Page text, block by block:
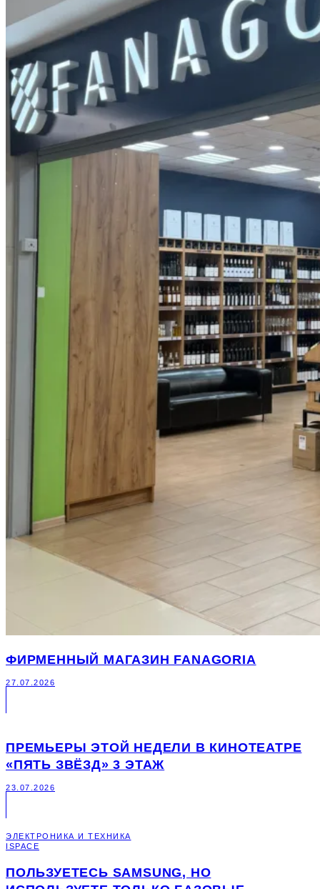
ФИРМЕННЫЙ МАГАЗИН FANAGORIA
27.07.2026
ПРЕМЬЕРЫ ЭТОЙ НЕДЕЛИ В КИНОТЕАТРЕ
«ПЯТЬ ЗВЁЗД» 3 ЭТАЖ
23.07.2026
ЭЛЕКТРОНИКА И ТЕХНИКА
ISPACE
ПОЛЬЗУЕТЕСЬ SAMSUNG, НО